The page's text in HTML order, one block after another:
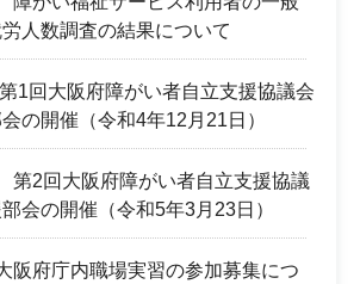
人数調査の結果について
1回大阪府障がい者自立支援協議会
の開催（令和4年12月21日）
2回大阪府障がい者自立支援協議
会の開催（令和5年3月23日）
阪府庁内職場実習の参加募集につ